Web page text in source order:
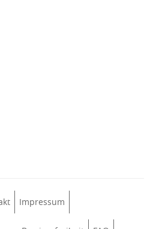
Impressum